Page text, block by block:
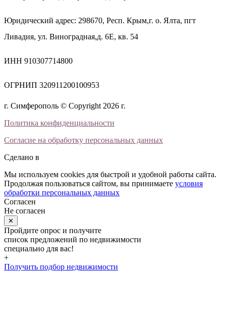
Юридический адрес: 298670, Респ. Крым,г. о. Ялта, пгт
Ливадия, ул. Виноградная,д. 6Е, кв. 54
ИНН 910307714800
ОГРНИП 320911200100953
г. Симферополь © Copyright 2026 г.
Политика конфиденциальности
Согласие на обработку персональных данных
Сделано в
Мы используем cookies для быстрой и удобной работы сайта.
Продолжая пользоваться сайтом, вы принимаете условия
обработки персональных данных
Согласен
Не согласен
✕
Пройдите опрос и получите
список предложений по недвижимости
специально для вас!
+
Получить подбор недвижимости